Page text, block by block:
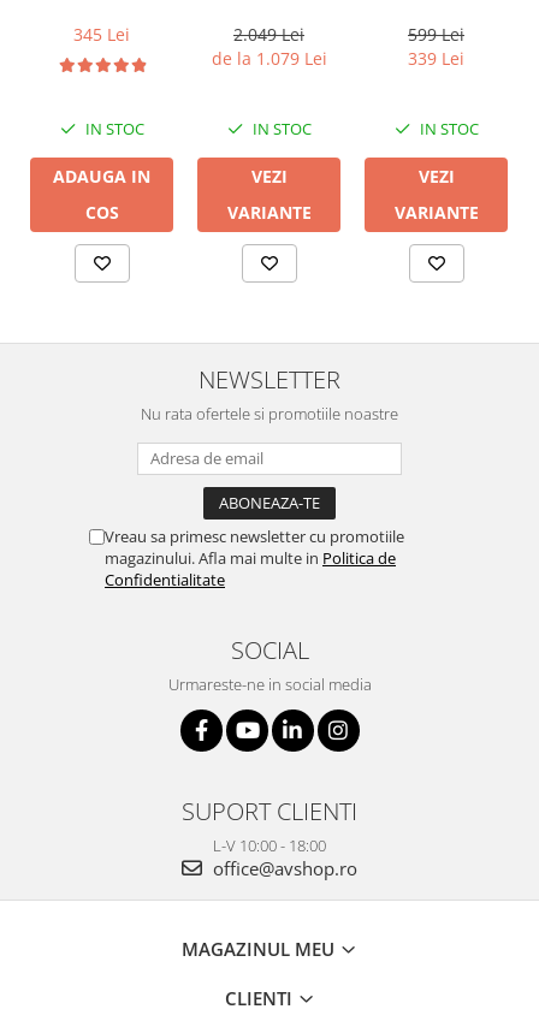
345 Lei
IN STOC
ADAUGA IN
COS
2.049 Lei
de la 1.079 Lei
IN STOC
VEZI
VARIANTE
599 Lei
339 Lei
IN STOC
VEZI
VARIANTE
NEWSLETTER
Nu rata ofertele si promotiile noastre
Vreau sa primesc newsletter cu promotiile
magazinului. Afla mai multe in Politica de
Confidentialitate
SOCIAL
Urmareste-ne in social media
SUPORT CLIENTI
L-V 10:00 - 18:00
office@avshop.ro
MAGAZINUL MEU
CLIENTI